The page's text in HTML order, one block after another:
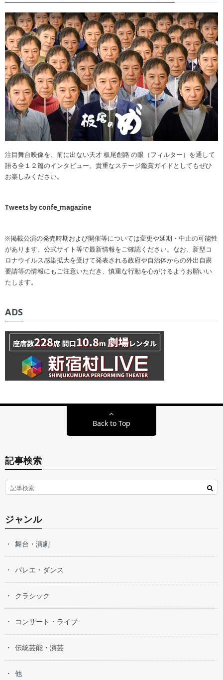
注目舞台映像を、前に出ない天才 板尾創路 の眼（フィルター）を通して
語る全１２篇のインタビュー。貴重なステージ鑑賞ガイドとしてもぜひ
お楽しみください。
Tweets by confe_magazine
※掲載公演の発売時期および開催等については変更や延期・中止の可能性
があります。公式サイト等で最新情報をご確認ください。なお、新型コ
ロナウイルス感染拡大を受けて発表される政府や自治体からの外出自粛
要請等の情報にもご注意いただき、慎重な行動を心がけるようお願いい
たします。
ADS
Back to Top
記事検索
ジャンル
舞台・演劇
バレエ・ダンス
クラシック
コンサート・ライブ
伝統芸能・演芸
他